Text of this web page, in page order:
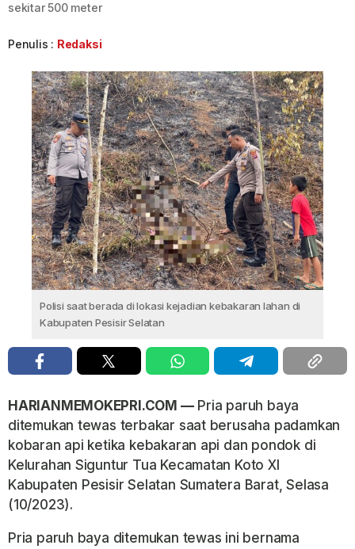
sekitar 500 meter
Penulis : Redaksi
Polisi saat berada di lokasi kejadian kebakaran lahan di
Kabupaten Pesisir Selatan
HARIANMEMOKEPRI.COM —Pria paruh baya
ditemukan tewas terbakar saat berusaha padamkan
kobaran api ketika kebakaran api dan pondok di
Kelurahan Siguntur Tua Kecamatan Koto XI
Kabupaten Pesisir Selatan Sumatera Barat, Selasa
(10/2023).
Pria paruh baya ditemukan tewas ini bernama